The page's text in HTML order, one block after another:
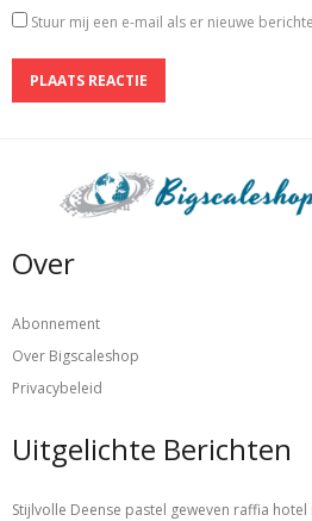
Stuur mij een e-mail als er nieuwe
Over
Abonnement
Over Bigscaleshop
Privacybeleid
Uitgelichte Berichten
Stijlvolle Deense pastel geweven raffia